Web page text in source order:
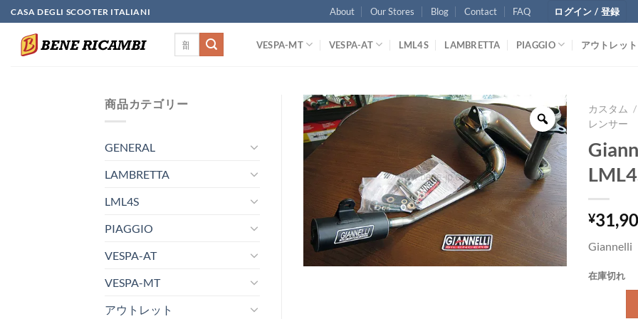
Skip
to
content
CASA DEGLI SCOOTER ITALIANI About Our Stores Blog Contact FAQ ログイン / 登録
VESPA-MT VESPA-AT LML4S LAMBRETTA PIAGGIO アウトレット
商品カテゴリー
GENERAL
LAMBRETTA
LML4S
PIAGGIO
VESPA-AT
VESPA-MT
アウトレット
カスタム
/
レンサー
¥
在庫切れ